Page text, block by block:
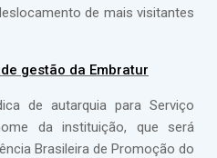
de mais visitantes
gestão da Embratur
de autarquia para Serviço
da instituição, que será
Brasileira de Promoção do